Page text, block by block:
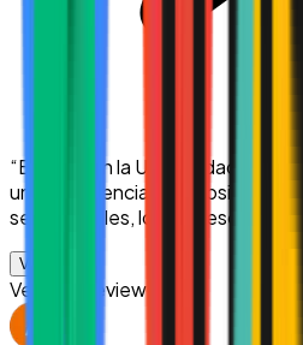
“Estudio en la Universidad Uk en
una experiencia muy positiva. Me
sean flexibles, los profesores
Ver más
Verified Review